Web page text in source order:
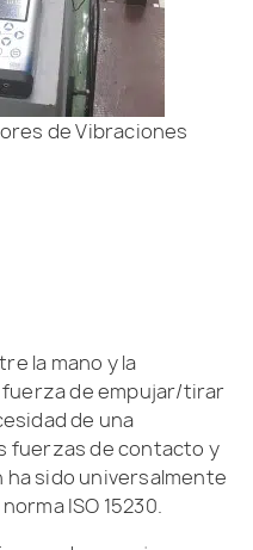
de Vibraciones
la mano y la
de empujar/tirar
de una
fuerzas de contacto y
ha sido universalmente
ISO 15230.